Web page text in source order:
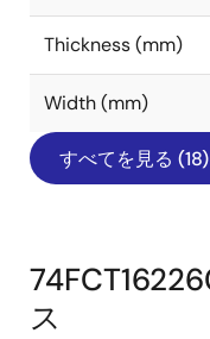
Thickness (mm)
Width (mm)
すべてを見る (18)
ス